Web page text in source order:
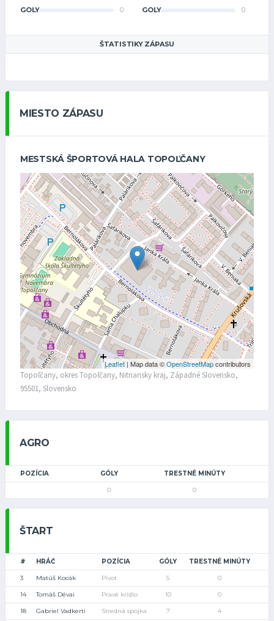
GÓLY 0 GÓLY 0
ŠTATISTIKY ZÁPASU
MIESTO ZÁPASU
MESTSKÁ ŠPORTOVÁ HALA TOPOĽČANY
Leaflet | Map data ©OpenStreetMapcontributors
Topoľčany, okres Topoľčany, Nitriansky kraj, Západné Slovensko,
95501, Slovensko
AGRO
POZÍCIA GÓLY TRESTNÉ MINÚTY
0 0
ŠTART
# HRÁČ POZÍCIA GÓLY TRESTNÉ MINÚTY
3 Matúš Kocák Pivot 5 0
14 Tomáš Dévai Pravé krídlo 10 0
18 Gabriel Vadkerti Stredná spojka 7 4